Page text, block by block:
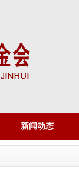
新闻动态